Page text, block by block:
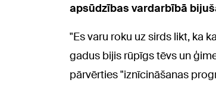
apsūdzības vardarbībā
"Es varu roku uz sirds likt, ka
gadus bijis rūpīgs tēvs un
pārvērties "iznīcināšanas